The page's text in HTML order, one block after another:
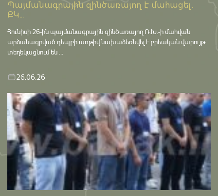
Պայմանագրային զինծառայող է մահացել․
ՔԿ...
Հունիսի 26-ին պայմանագրային զինծառայող Ռ.Խ.-ի մահվան
արձանագրված դեպքի առթիվ նախաձեռնվել է քրեական վարույթ․
տեղեկացնում են ...
26.06.26